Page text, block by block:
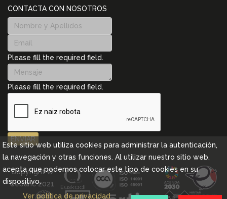
CONTACTA CON NOSOTROS
Please fill the required field.
Please fill the required field.
ENVIAR
Copyright ©
Cebanc 2021
Este sitio web utiliza cookies para administrar la autenticación,
la navegación y otras funciones. Al utilizar nuestro sitio web,
acepta que podemos colocar este tipo de cookies en su
dispositivo.
Ver política de privacidad